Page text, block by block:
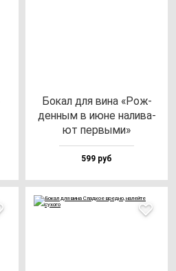
Бокал для ви­на «Рож­
ден­ным в июне на­ли­ва­
ют пер­вы­ми»
599 руб